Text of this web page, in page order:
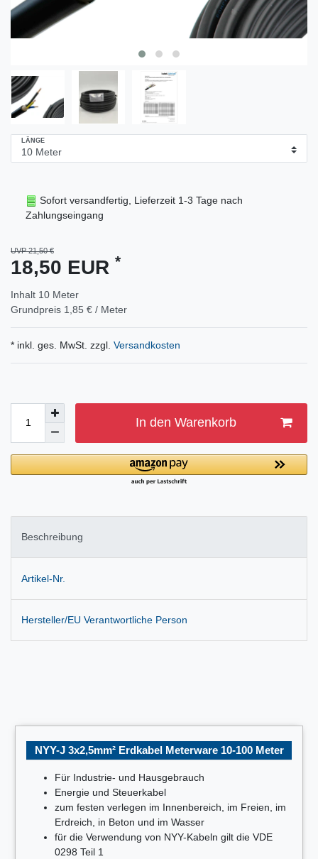
LÄNGE
Sofort versandfertig, Lieferzeit 1-3 Tage nach
Zahlungseingang
UVP 21,50 €
18,50 EUR *
Inhalt 10 Meter
Grundpreis 1,85 € / Meter
* inkl. ges. MwSt. zzgl. Versandkosten
In den Warenkorb
Beschreibung
Artikel-Nr.
Hersteller/EU Verantwortliche Person
NYY-J 3x2,5mm² Erdkabel Meterware 10-100 Meter
Für Industrie- und Hausgebrauch
Energie und Steuerkabel
zum festen verlegen im Innenbereich, im Freien, im
Erdreich, in Beton und im Wasser
für die Verwendung von NYY-Kabeln gilt die VDE
0298 Teil 1